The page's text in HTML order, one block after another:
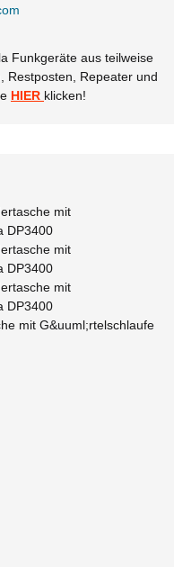
Funkgeräte aus teilweise
Restposten, Repeater und
HIER klicken!